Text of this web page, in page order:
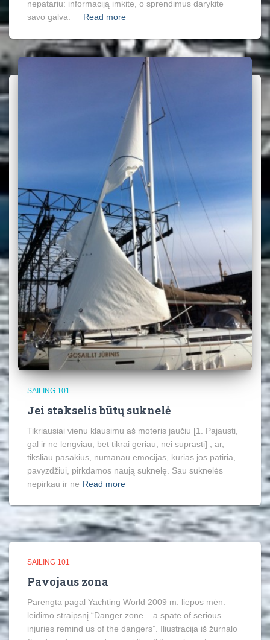
nepatariu: informaciją imkite, o sprendimus darykite
savo galva.
Read more
SAILING 101
Jei stakselis būtų suknelė
Tikriausiai vienu klausimu aš moteris jaučiu [1. Pajausti,
gal ir ne lengviau, bet tikrai geriau, nei suprasti] , ar,
tiksliau pasakius, numanau emocijas, kurias jos patiria,
pavyzdžiui, pirkdamos naują suknelę. Sau suknelės
nepirkau ir ne Read more
SAILING 101
Pavojaus zona
Parengta pagal Yachting World 2009 m. liepos mėn.
leidimo straipsnį “Danger zone – a spate of serious
injuries remind us of the dangers”. Iliustracija iš žurnalo